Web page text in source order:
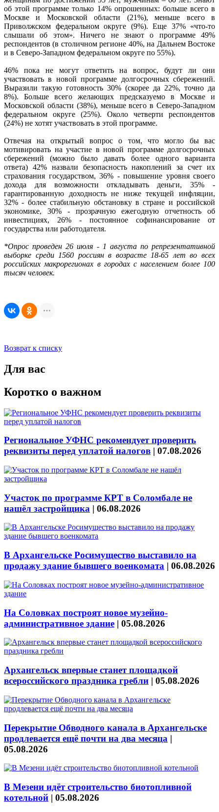
об этой программе только 14% опрошенных: больше всего в
Москве и Московской области (21%), меньше всего в
Приволжском федеральном округе (9%). Еще 37% «что-то
слышали об этом». Ничего не знают о программе 49%
респондентов (в столичном регионе 40%, на Дальнем Востоке
и в Северо-Западном федеральном округе по 55%).
46% пока не могут ответить на вопрос, будут ли они
участвовать в новой программе долгосрочных сбережений.
Выразили такую готовность 30% (скорее да 22%, точно да
8%). Больше всего желающих предсказуемо в Москве и
Московской области (38%), меньше всего в Северо-Западном
федеральном округе (25%). Около четверти респондентов
(24%) не хотят участвовать в этой программе.
Отвечая на открытый вопрос о том, что могло бы вас
мотивировать на участие в новой программе долгосрочных
сбережений (можно было давать более одного варианта
ответа) 42% назвали безопасность накоплений за счет их
страхования государством, 36% - повышение уровня своего
дохода для возможности откладывать деньги, 35% -
гарантированную доходность не ниже текущей инфляции,
32% - более стабильную обстановку в стране и российской
экономике, 30% - прозрачную ежегодную отчетность об
инвестициях, 26% - постоянное софинансирование от
государства или работодателя.
*Опрос проведен 26 июля - 1 августа по репрезентативной
выборке среди 1560 россиян в возрасте 18-65 лет во всех
российских макрорегионах в городах с населением более 100
тысяч человек.
Возврат к списку
Для вас
Коротко о важном
Региональное УФНС рекомендует проверить
реквизиты перед уплатой налогов | 07.08.2026
Участок по программе КРТ в Соломбале не
нашёл застройщика | 06.08.2026
В Архангельске Росимущество выставило на
продажу здание бывшего военкомата | 06.08.2026
На Соловках построят новое музейно-
административное здание | 05.08.2026
Архангельск впервые станет площадкой
всероссийского праздника гребли | 05.08.2026
Перекрытие Обводного канала в Архангельске
продлевается ещё почти на два месяца |
05.08.2026
В Мезени идёт строительство биотопливной
котельной | 05.08.2026